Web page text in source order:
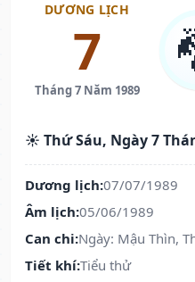
DƯƠNG LỊCH
7
Tháng 7 Năm 1989
☀️ Thứ Sáu, Ngày 7
Dương lịch:07/07/1989
Âm lịch:05/06/1989
Can chi:Ngày: Mậu Thìn,
Tiết khí:Tiểu thử